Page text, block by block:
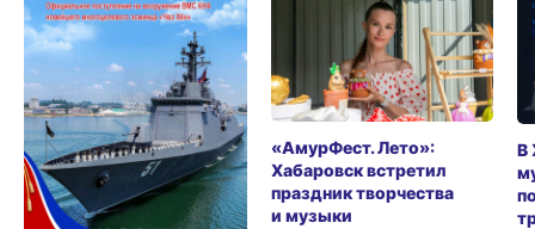
«АмурФест. Лето»:
Хабаровск встретил
праздник творчества
и музыки
В